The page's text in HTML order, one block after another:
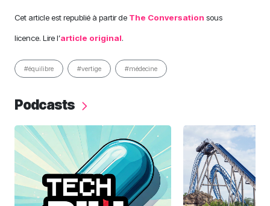
Cet article est republié à partir de The Conversation sous
licence. Lire l’article original.
#équilibre #vertige #médecine
Podcasts